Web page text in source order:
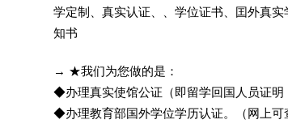
学定制、真实认证、、学位证书、囯外真
知书
→ ★我们为您做的是：
◆办理真实使馆公证（即留学回国人员证
◆办理教育部国外学位学历认证。（网上